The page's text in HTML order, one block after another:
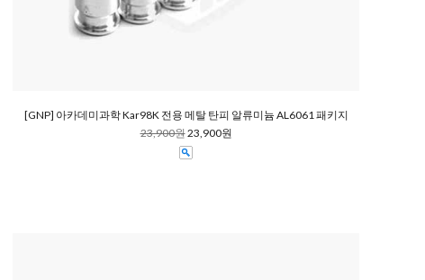
[GNP] 아카데미과학 Kar98K 전용 메탈 탄피 알류미늄 AL6061 패키지
23,900원23,900원